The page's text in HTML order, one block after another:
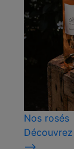
Nos rosés
⟶